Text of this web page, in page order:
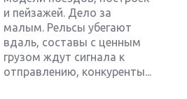
и пейзажей. Дело за
малым. Рельсы убегают
вдаль, составы с ценным
грузом ждут сигнала к
отправлению, конкуренты...
мая: Nintendo, Microsoft и
Switch: Labo, South Park и